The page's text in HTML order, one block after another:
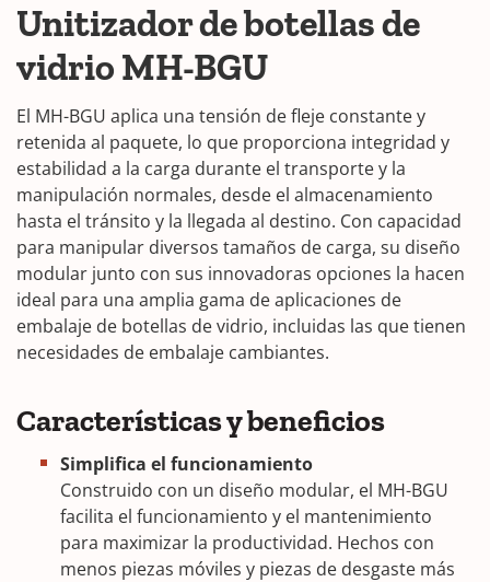
Unitizador de botellas de
vidrio MH-BGU
El MH-BGU aplica una tensión de fleje constante y
retenida al paquete, lo que proporciona integridad y
estabilidad a la carga durante el transporte y la
manipulación normales, desde el almacenamiento
hasta el tránsito y la llegada al destino. Con capacidad
para manipular diversos tamaños de carga, su diseño
modular junto con sus innovadoras opciones la hacen
ideal para una amplia gama de aplicaciones de
embalaje de botellas de vidrio, incluidas las que tienen
necesidades de embalaje cambiantes.
Características y beneficios
Simplifica el funcionamiento
Construido con un diseño modular, el MH-BGU
facilita el funcionamiento y el mantenimiento
para maximizar la productividad. Hechos con
menos piezas móviles y piezas de desgaste más